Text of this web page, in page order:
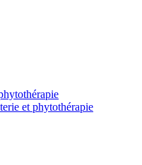
et phytothérapie